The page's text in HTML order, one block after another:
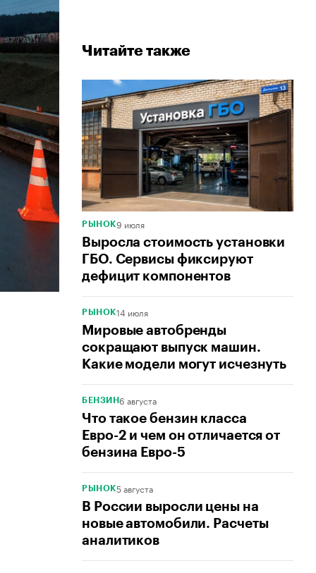
Читайте также
РЫНОК9 июля
Выросла стоимость установки
ГБО. Сервисы фиксируют
дефицит компонентов
РЫНОК14 июля
Мировые автобренды
сокращают выпуск машин.
Какие модели могут исчезнуть
БЕНЗИН6 августа
Что такое бензин класса
Евро-2 и чем он отличается от
бензина Евро-5
РЫНОК5 августа
В России выросли цены на
новые автомобили. Расчеты
аналитиков